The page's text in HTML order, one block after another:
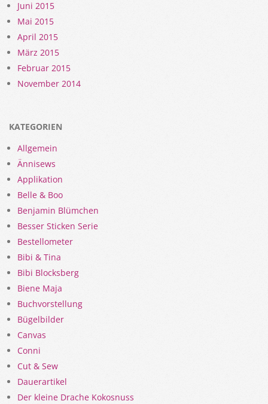
Juni 2015
Mai 2015
April 2015
März 2015
Februar 2015
November 2014
KATEGORIEN
Allgemein
Ännisews
Applikation
Belle & Boo
Benjamin Blümchen
Besser Sticken Serie
Bestellometer
Bibi & Tina
Bibi Blocksberg
Biene Maja
Buchvorstellung
Bügelbilder
Canvas
Conni
Cut & Sew
Dauerartikel
Der kleine Drache Kokosnuss